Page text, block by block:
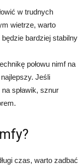
w trudnych
wietrze, warto
bardziej stabilny
połowu nimf na
Jeśli
spławik, sznur
czas, warto zadbać